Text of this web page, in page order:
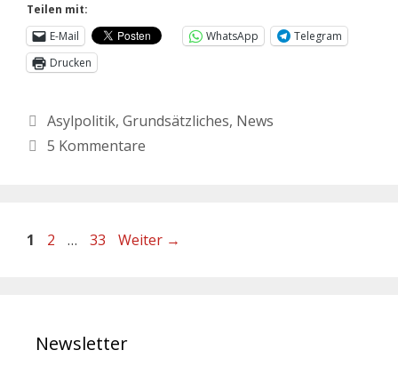
Teilen mit:
E-Mail
WhatsApp
Telegram
Drucken
Asylpolitik, Grundsätzliches, News
5 Kommentare
1 2 … 33 Weiter →
Newsletter